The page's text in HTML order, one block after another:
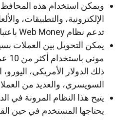
ويمكن استخدام هذه المحافظ
الإلكترونية، والتطبيقات،
تدعم نظام Web Money باعتباره وسيلة دفع متاحة.
يمكن التحويل بين العملات
ذلك الدولار الأمريكي، اليورو،
السويسري، والعديد من
يتيح هذا النظام المرونة في
يحتاجها المستخدم في حين